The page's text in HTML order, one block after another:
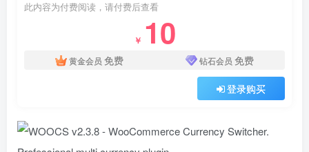
此内容为付费阅读，请付费后查看
￥ 10
黄金会员 免费 钻石会员 免费
登录购买